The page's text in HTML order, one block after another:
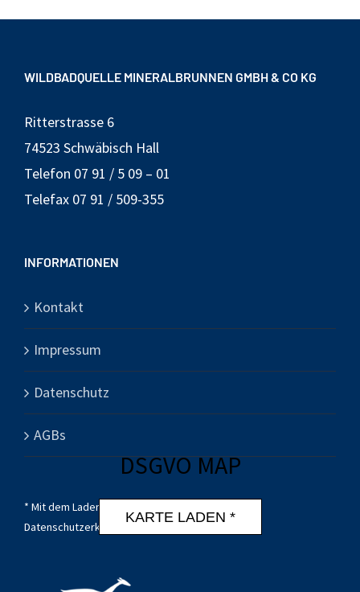
WILDBADQUELLE MINERALBRUNNEN GMBH & CO KG
Ritterstrasse 6
74523 Schwäbisch Hall
Telefon 07 91 / 5 09 – 01
Telefax 07 91 / 509-355
INFORMATIONEN
Kontakt
Impressum
Datenschutz
AGBs
DSGVO MAP
KARTE LADEN *
* Mit dem Laden der Karte akzeptierst du die
Datenschutzerklärung von Google. Mehr erfahren